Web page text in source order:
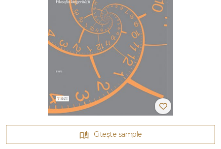
Citește sample